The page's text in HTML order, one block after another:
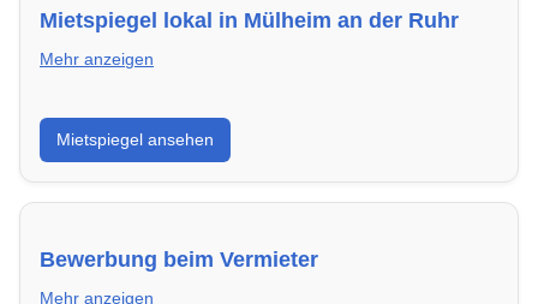
Mietspiegel lokal in Mülheim an der Ruhr
Mehr anzeigen
Erhalte einen Überblick über die aktuellen Mietpreise
regional in Mülheim an der Ruhr. So weißt du genau,
welche Miete fair ist und wo sich ein Vergleich lohnt.
Mietspiegel ansehen
Bewerbung beim Vermieter
Mehr anzeigen